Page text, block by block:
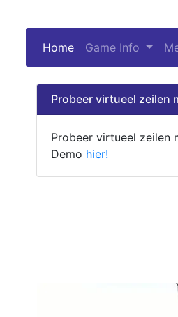
Home (current)
Game Info
Probeer virtueel zeilen
Probeer virtueel zeilen
Demo hier!